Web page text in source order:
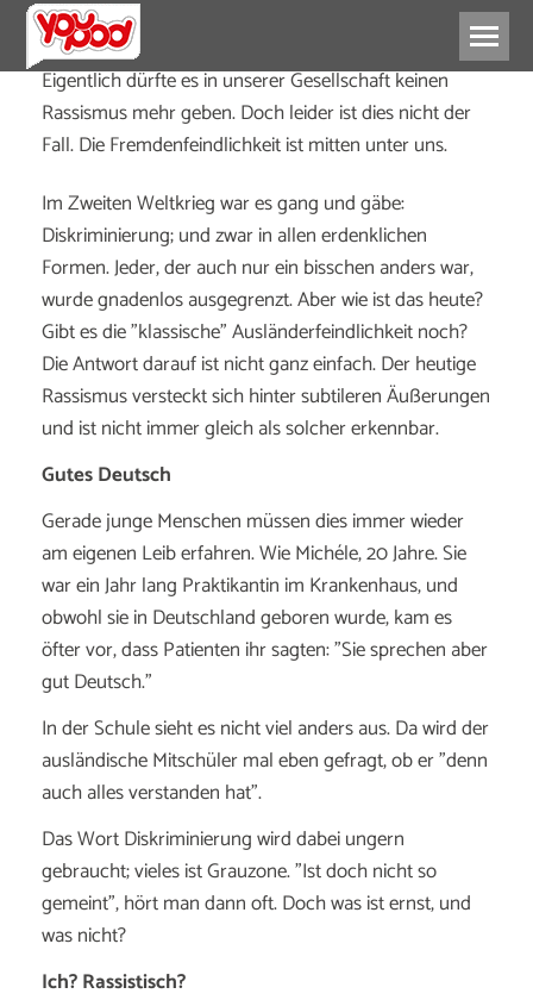
Eigentlich dürfte es in unserer Gesellschaft keinen
Rassismus mehr geben. Doch leider ist dies nicht der
Fall. Die Fremdenfeindlichkeit ist mitten unter uns.
Im Zweiten Weltkrieg war es gang und gäbe:
Diskriminierung; und zwar in allen erdenklichen
Formen. Jeder, der auch nur ein bisschen anders war,
wurde gnadenlos ausgegrenzt. Aber wie ist das heute?
Gibt es die "klassische" Ausländerfeindlichkeit noch?
Die Antwort darauf ist nicht ganz einfach. Der heutige
Rassismus versteckt sich hinter subtileren Äußerungen
und ist nicht immer gleich als solcher erkennbar.
Gutes Deutsch
Gerade junge Menschen müssen dies immer wieder
am eigenen Leib erfahren. Wie Michéle, 20 Jahre. Sie
war ein Jahr lang Praktikantin im Krankenhaus, und
obwohl sie in Deutschland geboren wurde, kam es
öfter vor, dass Patienten ihr sagten: "Sie sprechen aber
gut Deutsch."
In der Schule sieht es nicht viel anders aus. Da wird der
ausländische Mitschüler mal eben gefragt, ob er "denn
auch alles verstanden hat".
Das Wort Diskriminierung wird dabei ungern
gebraucht; vieles ist Grauzone. "Ist doch nicht so
gemeint", hört man dann oft. Doch was ist ernst, und
was nicht?
Ich? Rassistisch?